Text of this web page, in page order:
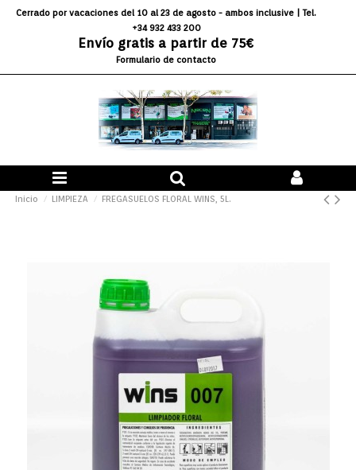
Cerrado por vacaciones del 10 al 23 de agosto - ambos inclusive | Tel.
+34 932 433 200
Envío gratis a partir de 75€
Formulario de contacto
Inicio LIMPIEZA FREGASUELOS FLORAL WINS, 5L.